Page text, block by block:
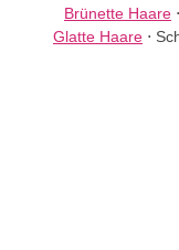
Brünette Haare ⋅
Glatte Haare ⋅